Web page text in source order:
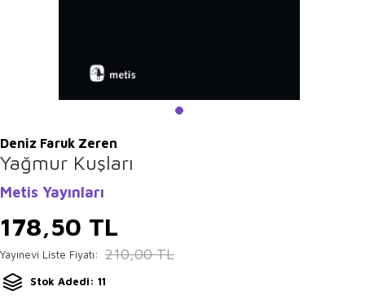
Deniz Faruk Zeren
Yağmur Kuşları
Metis Yayınları
178,50 TL
Yayınevi Liste Fiyatı: 210,00TL
Stok Adedi: 11